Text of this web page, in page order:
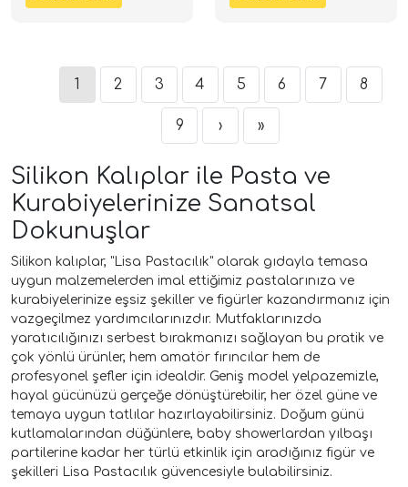
1 2 3 4 5 6 7 8
9 › »
Silikon Kalıplar ile Pasta ve
Kurabiyelerinize Sanatsal
Dokunuşlar
Silikon kalıplar, "Lisa Pastacılık" olarak gıdayla temasa
uygun malzemelerden imal ettiğimiz pastalarınıza ve
kurabiyelerinize eşsiz şekiller ve figürler kazandırmanız için
vazgeçilmez yardımcılarınızdır. Mutfaklarınızda
yaratıcılığınızı serbest bırakmanızı sağlayan bu pratik ve
çok yönlü ürünler, hem amatör fırıncılar hem de
profesyonel şefler için idealdir. Geniş model yelpazemizle,
hayal gücünüzü gerçeğe dönüştürebilir, her özel güne ve
temaya uygun tatlılar hazırlayabilirsiniz. Doğum günü
kutlamalarından düğünlere, baby showerlardan yılbaşı
partilerine kadar her türlü etkinlik için aradığınız figür ve
şekilleri Lisa Pastacılık güvencesiyle bulabilirsiniz.